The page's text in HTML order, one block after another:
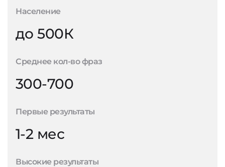
Население
до 500К
Среднее кол-во фраз
300-700
Первые результаты
1-2 мес
Высокие результаты